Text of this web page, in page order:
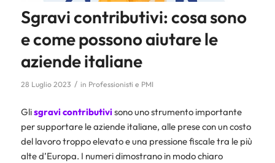
Sgravi contributivi: cosa sono
e come possono aiutare le
aziende italiane
28 Luglio 2023 / in Professionisti e PMI
Glisgravi contributivisono uno strumento importante
per supportare le aziende italiane, alle prese con un costo
del lavoro troppo elevato e una pressione fiscale tra le più
alte d’Europa. I numeri dimostrano in modo chiaro